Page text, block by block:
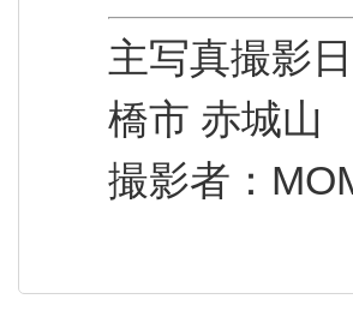
主写真撮
橋市 赤城山
撮影者：